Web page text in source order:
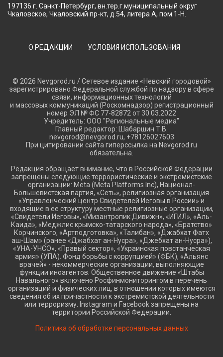
197136 г. Санкт-Петербург, вн.тер.г.муниципальный округ
Чкаловское, Чкаловский пр-кт, д.54, литера А, пом.1-Н.
О РЕДАКЦИИ УСЛОВИЯ ИСПОЛЬЗОВАНИЯ
© 2026 Nevgorod.ru / Сетевое издание «Невский городовой»
зарегистрировано Федеральной службой по надзору в сфере
связи, информационных технологий
и массовых коммуникаций (Роскомнадзор) регистрационный
номер ЭЛ № ФС 77-82872 от 30.03.2022
Учредитель: ООО "Региональные медиа"
Главный редактор: Шабаршин Т.В.
nevgorod@nevgorod.ru, +78126027603
При цитировании сайта гиперссылка на Nevgorod.ru
обязательна.
Редакция обращает внимание, что в Российской Федерации
запрещены следующие террористические и экстремистские
организации: Meta (Meta Platforms Inc), Национал-
Большевистская партия, «Сеть», религиозная организация
«Управленческий центр Свидетелей Иеговы в России» и
входящие в ее структуру местные религиозные организации,
«Свидетели Иеговы», «Мизантропик Дивижн», «ИГИЛ», «Аль-
Каида», «Меджлис крымско-татарского народа», «Братство»
Корчинского, «Артподготовка», «Талибан», «Джабхат Фатх
аш-Шам» (ранее «Джабхат ан-Нусра», «Джебхат ан-Нусра»),
«УНА-УНСО», «Правый сектор», «Украинская повстанческая
армия» (УПА). Фонд борьбы с коррупцией» (ФБК), «Альянс
врачей» - некоммерческие организации, выполняющие
функции иноагентов. Общественное движение «Штабы
Навального» включено Росфинмониторингом в перечень
организаций и физических лиц, в отношении которых имеются
сведения об их причастности к экстремистской деятельности
или терроризму. Instagram и Facebook запрещены на
территории Российской Федерации.
Политика об обработке персональных данных